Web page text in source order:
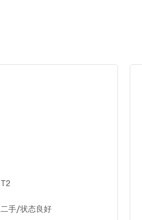
T2
二手/状态良好